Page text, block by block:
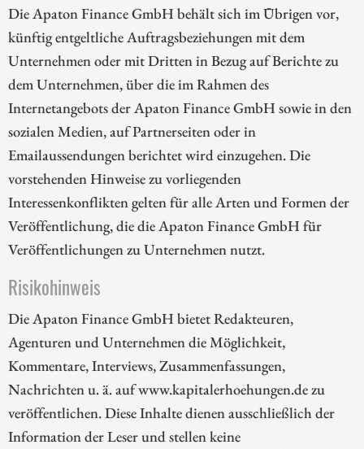
Die Apaton Finance GmbH behält sich im Übrigen vor,
künftig entgeltliche Auftragsbeziehungen mit dem
Unternehmen oder mit Dritten in Bezug auf Berichte zu
dem Unternehmen, über die im Rahmen des
Internetangebots der Apaton Finance GmbH sowie in den
sozialen Medien, auf Partnerseiten oder in
Emailaussendungen berichtet wird einzugehen. Die
vorstehenden Hinweise zu vorliegenden
Interessenkonflikten gelten für alle Arten und Formen der
Veröffentlichung, die die Apaton Finance GmbH für
Veröffentlichungen zu Unternehmen nutzt.
Risikohinweis
Die Apaton Finance GmbH bietet Redakteuren,
Agenturen und Unternehmen die Möglichkeit,
Kommentare, Interviews, Zusammenfassungen,
Nachrichten u. ä. auf www.kapitalerhoehungen.de zu
veröffentlichen. Diese Inhalte dienen ausschließlich der
Information der Leser und stellen keine